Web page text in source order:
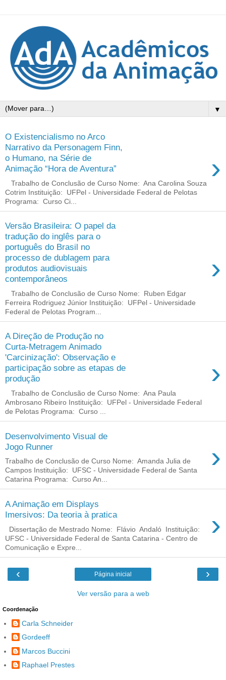
▼
O Existencialismo no Arco
Narrativo da Personagem Finn,
o Humano, na Série de
Animação “Hora de Aventura”
›
Trabalho de Conclusão de Curso Nome: Ana Carolina Souza
Cotrim Instituição: UFPel - Universidade Federal de Pelotas
Programa: Curso Ci...
Versão Brasileira: O papel da
tradução do inglês para o
português do Brasil no
processo de dublagem para
produtos audiovisuais
contemporâneos
›
Trabalho de Conclusão de Curso Nome: Ruben Edgar
Ferreira Rodriguez Júnior Instituição: UFPel - Universidade
Federal de Pelotas Program...
A Direção de Produção no
Curta-Metragem Animado
'Carcinização': Observação e
participação sobre as etapas de
produção
›
Trabalho de Conclusão de Curso Nome: Ana Paula
Ambrosano Ribeiro Instituição: UFPel - Universidade Federal
de Pelotas Programa: Curso ...
Desenvolvimento Visual de
Jogo Runner
›
Trabalho de Conclusão de Curso Nome: Amanda Julia de
Campos Instituição: UFSC - Universidade Federal de Santa
Catarina Programa: Curso An...
A Animação em Displays
Imersivos: Da teoria à pratica
›
Dissertação de Mestrado Nome: Flávio Andaló Instituição:
UFSC - Universidade Federal de Santa Catarina - Centro de
Comunicação e Expre...
‹ ›
Página inicial
Ver versão para a web
Coordenação
Carla Schneider
Gordeeff
Marcos Buccini
Raphael Prestes